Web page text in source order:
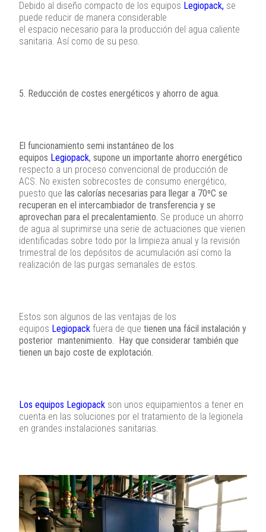
Debido al diseño compacto de los equipos Legiopack, se
puede reducir de manera considerable
el espacio necesario para la producción del agua caliente
sanitaria. Así como de su peso.
5. Reducción de costes energéticos y ahorro de agua.
El funcionamiento semi instantáneo de los
equipos Legiopack, supone un importante ahorro energético
respecto a un proceso convencional de producción de
ACS. No existen sobrecostes de consumo energético,
puesto que las calorías necesarias para llegar a 70ºC se
recuperan en el intercambiador de transferencia y se
aprovechan para el precalentamiento. Se produce un ahorro
de agua al suprimirse una serie de actuaciones que vienen
identificadas sobre todo por la limpieza anual y la revisión
trimestral de los depósitos de acumulación así como la
realización de las purgas semanales de estos.
Estos son algunos de las ventajas de los
equipos Legiopack fuera de que tienen una fácil instalación y
posterior mantenimiento. Hay que considerar también que
tienen un bajo coste de explotación.
Los equipos Legiopack son unos equipamientos a tener en
cuenta en las soluciones por el tratamiento de la legionela
en grandes instalaciones sanitarias.